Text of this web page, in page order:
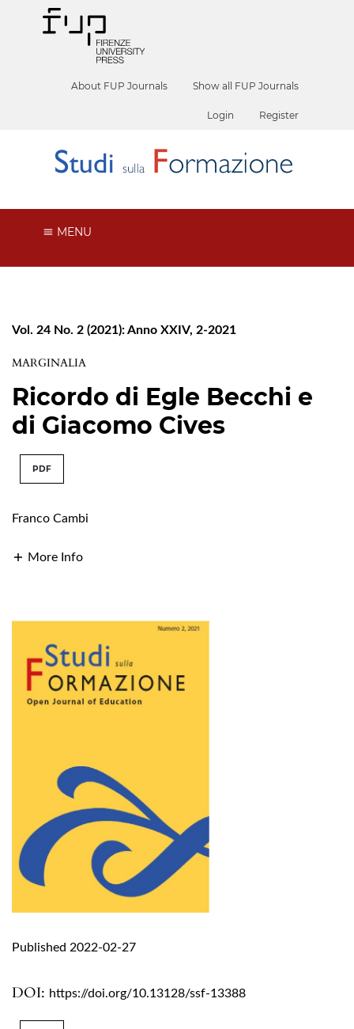
About FUP Journals Show all FUP Journals
Login Register
MENU
Vol. 24 No. 2 (2021): Anno XXIV, 2-2021
MARGINALIA
Ricordo di Egle Becchi e
di Giacomo Cives
PDF
Franco Cambi
More Info
DOI: https://doi.org/10.13128/ssf-13388
Published 2022-02-27